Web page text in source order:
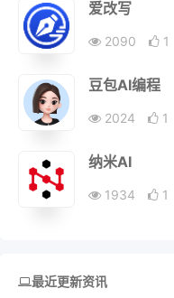
爱改写
2090 1
豆包AI编程
2024 1
纳米AI
1934 1
最近更新资讯